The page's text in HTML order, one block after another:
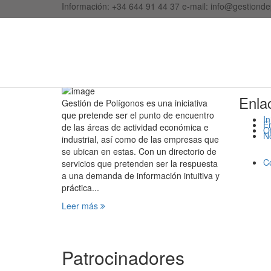
Información: +34 644 91 44 37 e-mail:
Gestión de Polígonos es una iniciativa
que pretende ser el punto de encuentro
de las áreas de actividad económica e
industrial, así como de las empresas que
se ubican en estas. Con un directorio de
servicios que pretenden ser la respuesta
a una demanda de información intuitiva y
práctica...
Leer más
Patrocinadores